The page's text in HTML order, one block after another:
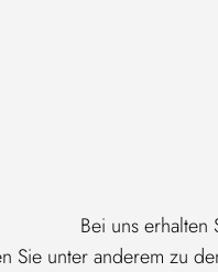
Bei uns
Sie unter anderem zu